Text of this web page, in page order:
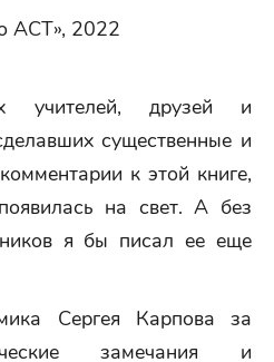
АСТ», 2022
учителей, друзей и
существенные и
к этой книге,
на свет. А без
я бы писал ее еще
Сергея Карпова за
замечания и